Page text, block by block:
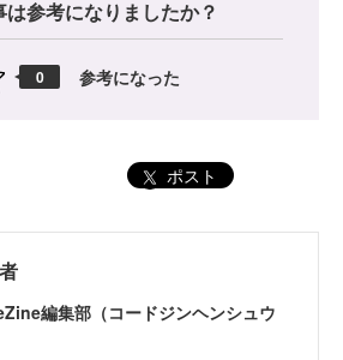
は参考になりましたか？
0 参考になった
ポスト
編集部（コードジンヘンシュウ